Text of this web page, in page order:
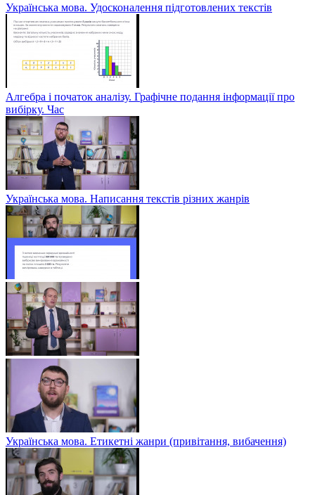
Українська мова. Удосконалення підготовлених текстів
Алгебра і початок аналізу. Графічне подання інформації про
вибірку. Час
Українська мова. Написання текстів різних жанрів
Українська мова. Етикетні жанри (привітання, вибачення)